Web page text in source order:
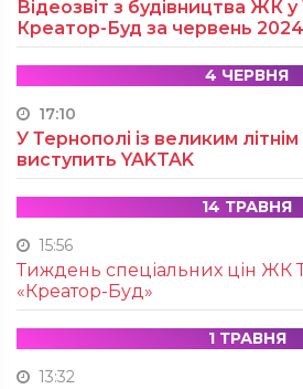
Відеозвіт з будівництва ЖК у
Креатор-Буд за червень 2024
4 ЧЕРВНЯ
17:10
У Тернополі із великим
виступить YAKTAK
14 ТРАВНЯ
15:56
Тиждень спеціальних цін ЖК
«Креатор-Буд»
1 ТРАВНЯ
13:32